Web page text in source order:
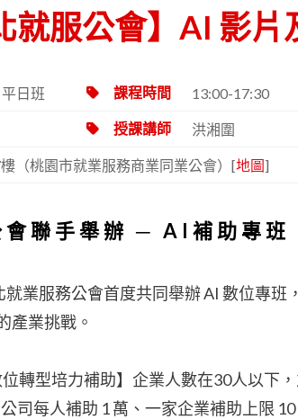
就服公會】AI 影
日班 課程時間 13:00-17:30
授課講師 洪湘圍
（桃園市就業服務商業同業公會）[地圖]
會聯手舉辦 ─ AI補助專班
業服務公會首度共同舉辦 AI 數位專班
產業挑戰。
轉型培力補助】企業人數在30人以下
司每人補助 1 萬、一家企業補助上限